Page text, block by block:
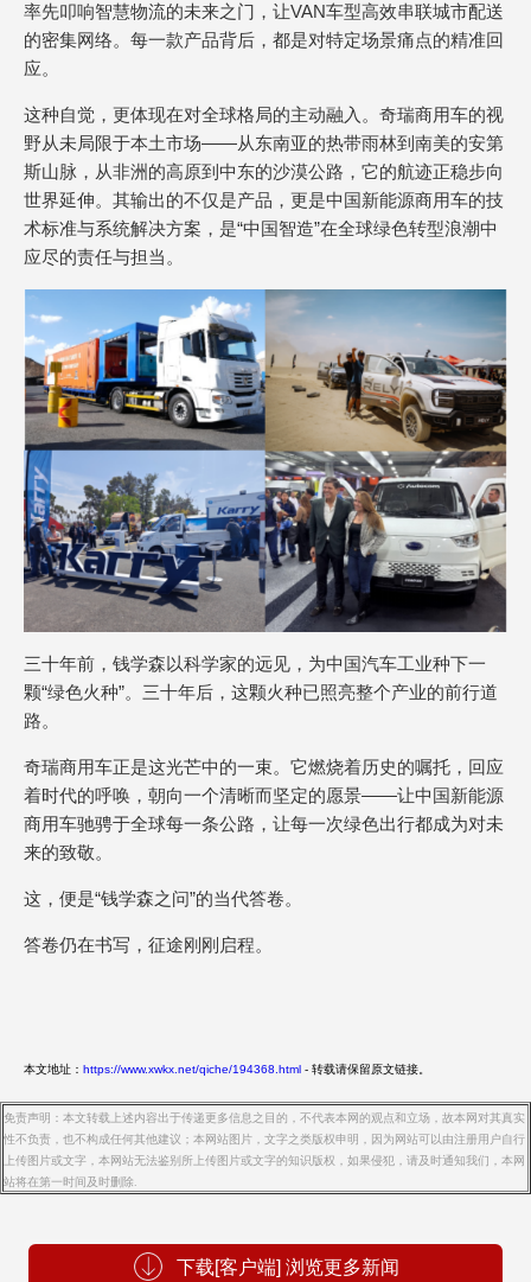
率先叩响智慧物流的未来之门，让VAN车型高效串联城市配送
的密集网络。每一款产品背后，都是对特定场景痛点的精准回
应。
这种自觉，更体现在对全球格局的主动融入。奇瑞商用车的视
野从未局限于本土市场——从东南亚的热带雨林到南美的安第
斯山脉，从非洲的高原到中东的沙漠公路，它的航迹正稳步向
世界延伸。其输出的不仅是产品，更是中国新能源商用车的技
术标准与系统解决方案，是“中国智造”在全球绿色转型浪潮中
应尽的责任与担当。
三十年前，钱学森以科学家的远见，为中国汽车工业种下一
颗“绿色火种”。三十年后，这颗火种已照亮整个产业的前行道
路。
奇瑞商用车正是这光芒中的一束。它燃烧着历史的嘱托，回应
着时代的呼唤，朝向一个清晰而坚定的愿景——让中国新能源
商用车驰骋于全球每一条公路，让每一次绿色出行都成为对未
来的致敬。
这，便是“钱学森之问”的当代答卷。
答卷仍在书写，征途刚刚启程。
本文地址： https://www.xwkx.net/qiche/194368.html - 转载请保留原文链接。
免责声明：本文转载上述内容出于传递更多信息之目的，不代表本网的观点和立场，故本网对其真实
性不负责，也不构成任何其他建议；本网站图片，文字之类版权申明，因为网站可以由注册用户自行
上传图片或文字，本网站无法鉴别所上传图片或文字的知识版权，如果侵犯，请及时通知我们，本网
站将在第一时间及时删除.
下载[客户端] 浏览更多新闻